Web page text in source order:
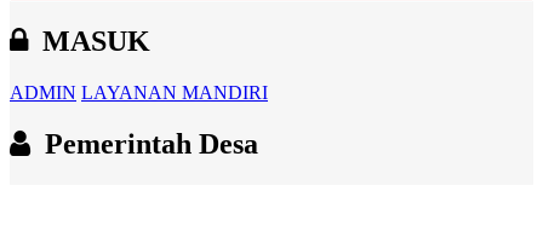
MASUK
ADMIN LAYANAN MANDIRI
Pemerintah Desa